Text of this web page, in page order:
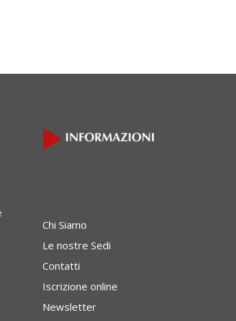
Chi Siamo
Le nostre Sedi
Contatti
Iscrizione online
Newsletter